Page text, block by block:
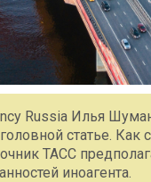
Russia Илья
статье.
ТАСС
иноагента.